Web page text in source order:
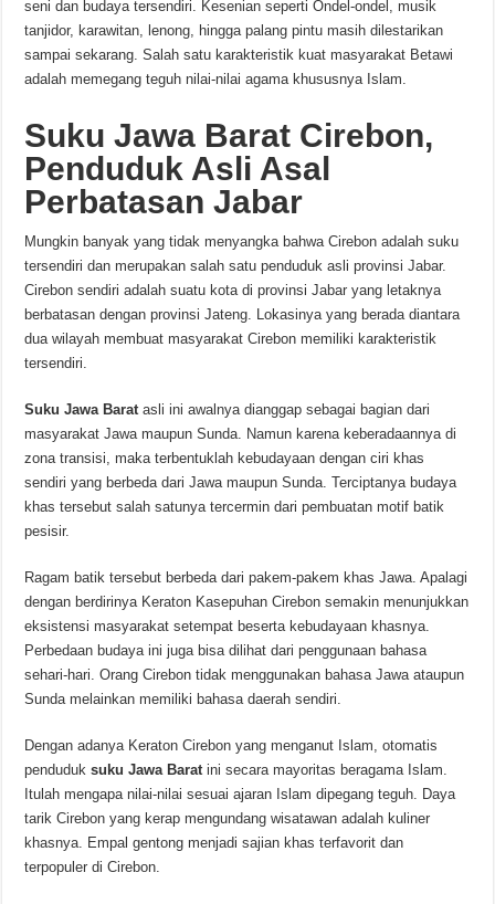
seni dan budaya tersendiri. Kesenian seperti Ondel-ondel, musik
tanjidor, karawitan, lenong, hingga palang pintu masih dilestarikan
sampai sekarang. Salah satu karakteristik kuat masyarakat Betawi
adalah memegang teguh nilai-nilai agama khususnya Islam.
SukuJawa Barat Cirebon,
Penduduk Asli Asal
Perbatasan Jabar
Mungkin banyak yang tidak menyangka bahwa Cirebon adalah suku
tersendiri dan merupakan salah satu penduduk asli provinsi Jabar.
Cirebon sendiri adalah suatu kota di provinsi Jabar yang letaknya
berbatasan dengan provinsi Jateng. Lokasinya yang berada diantara
dua wilayah membuat masyarakat Cirebon memiliki karakteristik
tersendiri.
Suku Jawa Baratasli ini awalnya dianggap sebagai bagian dari
masyarakat Jawa maupun Sunda. Namun karena keberadaannya di
zona transisi, maka terbentuklah kebudayaan dengan ciri khas
sendiri yang berbeda dari Jawa maupun Sunda. Terciptanya budaya
khas tersebut salah satunya tercermin dari pembuatan motif batik
pesisir.
Ragam batik tersebut berbeda dari pakem-pakem khas Jawa. Apalagi
dengan berdirinya Keraton Kasepuhan Cirebon semakin menunjukkan
eksistensi masyarakat setempat beserta kebudayaan khasnya.
Perbedaan budaya ini juga bisa dilihat dari penggunaan bahasa
sehari-hari. Orang Cirebon tidak menggunakan bahasa Jawa ataupun
Sunda melainkan memiliki bahasa daerah sendiri.
Dengan adanya Keraton Cirebon yang menganut Islam, otomatis
penduduksuku Jawa Baratini secara mayoritas beragama Islam.
Itulah mengapa nilai-nilai sesuai ajaran Islam dipegang teguh. Daya
tarik Cirebon yang kerap mengundang wisatawan adalah kuliner
khasnya. Empal gentong menjadi sajian khas terfavorit dan
terpopuler di Cirebon.